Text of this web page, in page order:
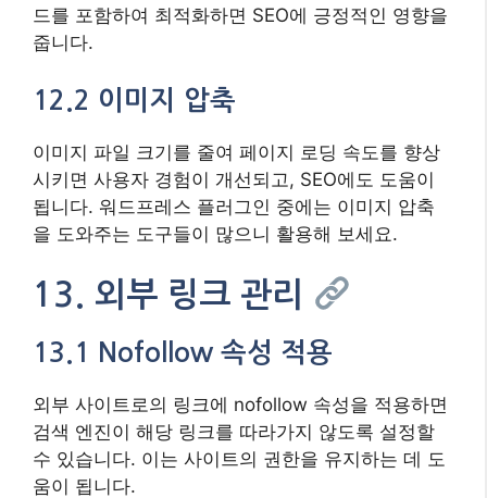
드를 포함하여 최적화하면 SEO에 긍정적인 영향을
줍니다.
12.2 이미지 압축
이미지 파일 크기를 줄여 페이지 로딩 속도를 향상
시키면 사용자 경험이 개선되고, SEO에도 도움이
됩니다. 워드프레스 플러그인 중에는 이미지 압축
을 도와주는 도구들이 많으니 활용해 보세요.
13. 외부 링크 관리
13.1 Nofollow 속성 적용
외부 사이트로의 링크에 nofollow 속성을 적용하면
검색 엔진이 해당 링크를 따라가지 않도록 설정할
수 있습니다. 이는 사이트의 권한을 유지하는 데 도
움이 됩니다.